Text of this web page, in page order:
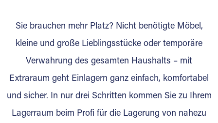
wurde? Werden Sie jetzt Extraraum Partner
und generieren Sie über das Portal neue
Lagerkunden und Vermietungen.
Ihre Vorteile als Extraraum Partner:
Marktgerechte Preise
Digitale Buchungsplattform
Gewinnung von Neukunden
Sie brauchen mehr Platz? Nicht benötigte Möbel,
kleine und große Lieblingsstücke oder temporäre
Verwahrung des gesamten Haushalts – mit
Extraraum geht Einlagern ganz einfach, komfortabel
und sicher. In nur drei Schritten kommen Sie zu Ihrem
Lagerraum beim Profi für die Lagerung von nahezu